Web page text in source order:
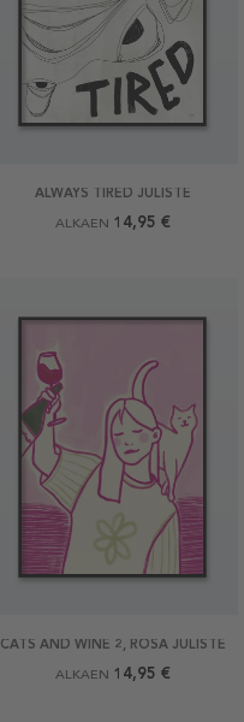
ALWAYS TIRED JULISTE
ALKAEN 14,95 €
CATS AND WINE 2, ROSA JULISTE
ALKAEN 14,95 €